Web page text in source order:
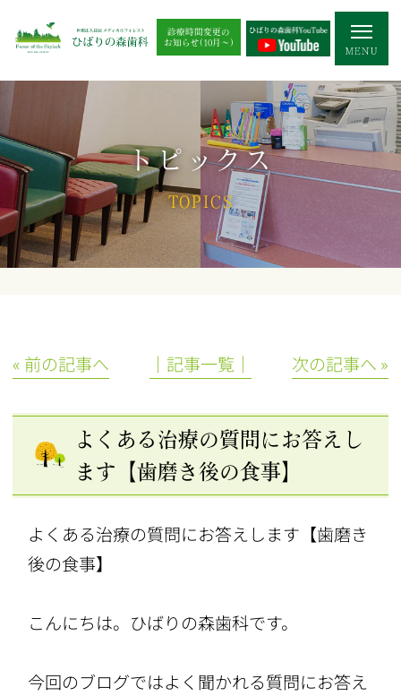
診療時間変更の
お知らせ(10月～)
トピックス
TOPICS
« 前の記事へ │記事一覧│ 次の記事へ »
よくある治療の質問にお答えし
ます【歯磨き後の食事】
よくある治療の質問にお答えします【歯磨き
後の食事】
こんにちは。ひばりの森歯科です。
今回のブログではよく聞かれる質問にお答え